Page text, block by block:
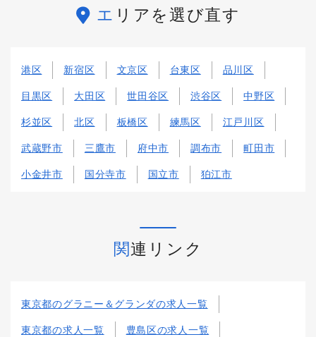
エリアを選び直す
港区 新宿区 文京区 台東区 品川区
目黒区 大田区 世田谷区 渋谷区 中野区
杉並区 北区 板橋区 練馬区 江戸川区
武蔵野市 三鷹市 府中市 調布市 町田市
小金井市 国分寺市 国立市 狛江市
関連リンク
東京都のグラニー＆グランダの求人一覧
東京都の求人一覧 豊島区の求人一覧